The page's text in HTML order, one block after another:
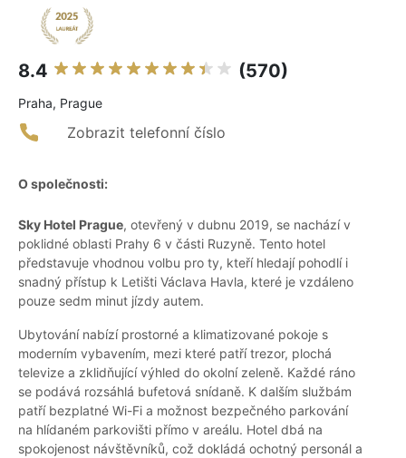
8.4 (570)
Praha, Prague
Zobrazit telefonní číslo
O společnosti:
Sky Hotel Prague, otevřený v dubnu 2019, se nachází v
poklidné oblasti Prahy 6 v části Ruzyně. Tento hotel
představuje vhodnou volbu pro ty, kteří hledají pohodlí i
snadný přístup k Letišti Václava Havla, které je vzdáleno
pouze sedm minut jízdy autem.
Ubytování nabízí prostorné a klimatizované pokoje s
moderním vybavením, mezi které patří trezor, plochá
televize a zklidňující výhled do okolní zeleně. Každé ráno
se podává rozsáhlá bufetová snídaně. K dalším službám
patří bezplatné Wi-Fi a možnost bezpečného parkování
na hlídaném parkovišti přímo v areálu. Hotel dbá na
spokojenost návštěvníků, což dokládá ochotný personál a